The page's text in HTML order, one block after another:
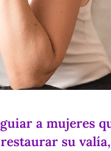
a mujeres
su